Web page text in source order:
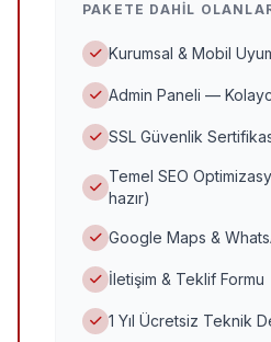
PAKETE DAHIL
Kurumsal & Mobil
Admin Paneli —
SSL Güvenlik
Temel SEO
hazır)
Google Maps &
İletişim & Teklif Formu
1 Yıl Ücretsiz Teknik